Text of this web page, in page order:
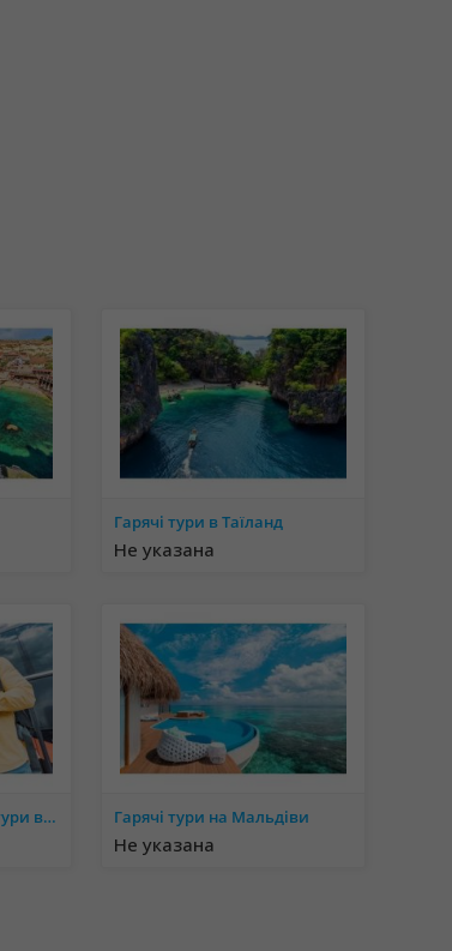
Гарячі тури в Таїланд
Не указана
Екскурсійні автобусні тури в Європу Гарячі тури на Мальдіви
Не указана